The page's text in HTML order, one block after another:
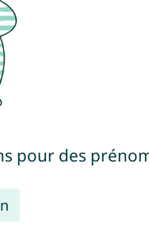
pour des